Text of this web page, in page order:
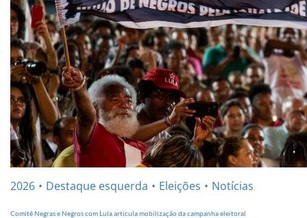
2026 Destaque esquerda Eleições Notícias
Comitê Negras e Negros com Lula articula mobilização da campanha eleitoral